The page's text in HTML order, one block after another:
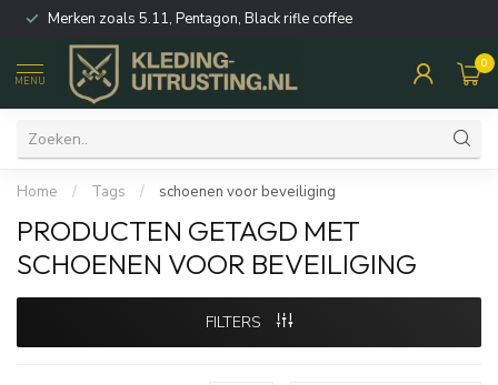
Merken zoals 5.11, Pentagon, Black rifle coffee
MENU
0
Home / Tags / schoenen voor beveiliging
PRODUCTEN GETAGD MET
SCHOENEN VOOR BEVEILIGING
FILTERS